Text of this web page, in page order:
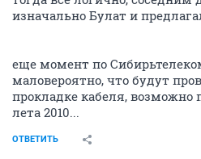
изначально Булат и
еще момент по
маловероятно, что будут
прокладке кабеля,
лета 2010...
ОТВЕТИТЬ